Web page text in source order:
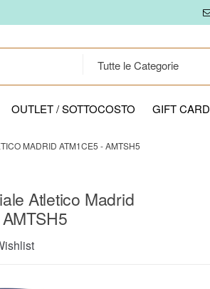
OUTLET / SOTTOCOSTO GIFT CARD
MADRID ATM1CE5 - AMTSH5
Atletico Madrid